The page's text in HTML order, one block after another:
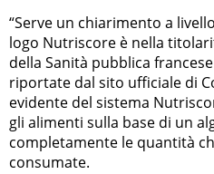
“Serve un chiarimento a
logo Nutriscore è nella
della Sanità pubblica
riportate dal sito ufficiale di
evidente del sistema
gli alimenti sulla base di un
completamente le quantità
consumate.